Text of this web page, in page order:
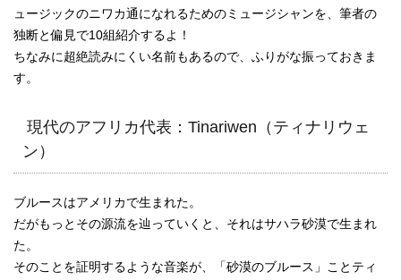
ュージックのニワカ通になれるためのミュージシャンを、筆者の
独断と偏見で10組紹介するよ！
ちなみに超絶読みにくい名前もあるので、ふりがな振っておきま
す。
現代のアフリカ代表：Tinariwen（ティナリウェ
ン）
ブルースはアメリカで生まれた。
だがもっとその源流を辿っていくと、それはサハラ砂漠で生まれ
た。
そのことを証明するような音楽が、「砂漠のブルース」ことティ